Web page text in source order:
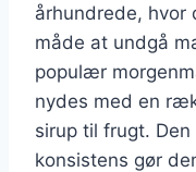
århundrede, hvor
måde at undgå
populær
nydes med en
sirup til frugt.
konsistens gør